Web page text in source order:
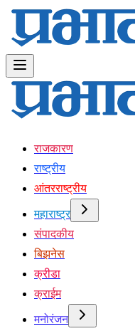
राजकारण
राष्ट्रीय
आंतरराष्ट्रीय
महाराष्ट्र
संपादकीय
बिझनेस
क्रीडा
क्राईम
मनोरंजन